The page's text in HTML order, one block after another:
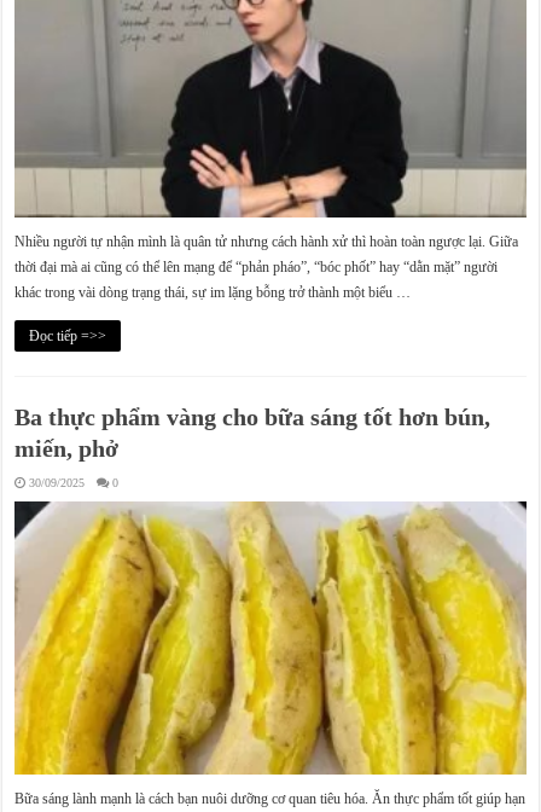
Nhiều người tự nhận mình là quân tử nhưng cách hành xử thì hoàn toàn ngược lại. Giữa
thời đại mà ai cũng có thể lên mạng để “phản pháo”, “bóc phốt” hay “dằn mặt” người
khác trong vài dòng trạng thái, sự im lặng bỗng trở thành một biểu …
Đọc tiếp =>>
Ba thực phẩm vàng cho bữa sáng tốt hơn bún,
miến, phở
30/09/2025 0
Bữa sáng lành mạnh là cách bạn nuôi dưỡng cơ quan tiêu hóa. Ăn thực phẩm tốt giúp hạn